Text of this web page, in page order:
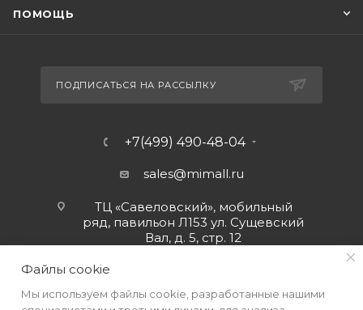
ПОМОЩЬ
ПОДПИСАТЬСЯ НА РАССЫЛКУ
+7(499) 490-48-04
sales@mimall.ru
ТЦ «Савеловский», мобильный
ряд, павильон Л153 ул. Сущевский
Вал, д. 5, стр. 12
Файлы cookie
Мы используем файлы cookie, разработанные нашими